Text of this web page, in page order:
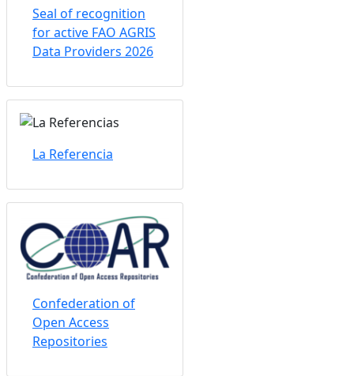
Seal of recognition
for active FAO AGRIS
Data Providers 2026
La Referencia
Confederation of
Open Access
Repositories